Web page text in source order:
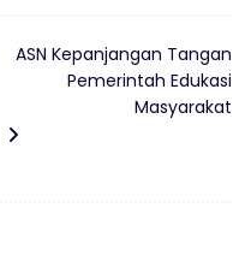
ASN Kepanjangan Tangan
Pemerintah Edukasi
Masyarakat